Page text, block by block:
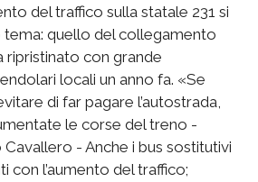
del traffico sulla statale 231 si
tema: quello del collegamento
ripristinato con grande
locali un anno fa. «Se
di far pagare l’autostrada,
le corse del treno -
- Anche i bus sostitutivi
con l’aumento del traffico;